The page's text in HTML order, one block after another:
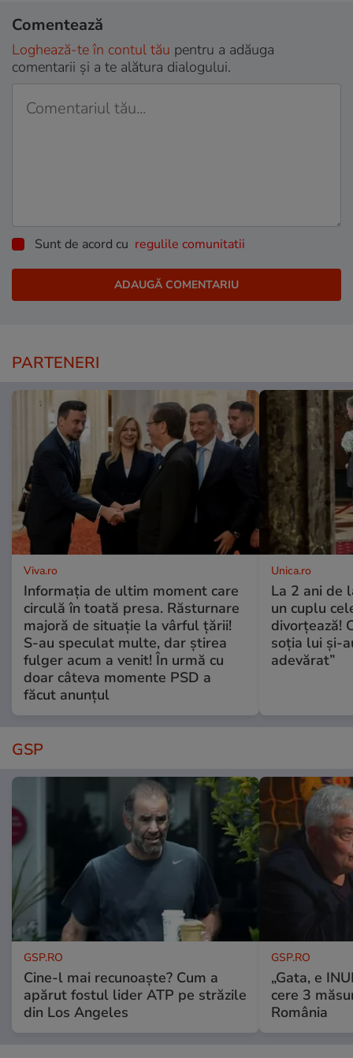
Comentează
Loghează-te în contul tău pentru a adăuga
comentarii și a te alătura dialogului.
Sunt de acord cu regulile comunitatii
PARTENERI
Viva.ro
Informația de ultim moment care
circulă în toată presa. Răsturnare
majoră de situație la vârful țării!
S-au speculat multe, dar știrea
fulger acum a venit! În urmă cu
doar câteva momente PSD a
făcut anunțul
Unica.ro
La 2 ani de
un cuplu
divorțează!
soția lui și-
adevărat”
GSP
GSP.RO
Cine-l mai recunoaște? Cum a
apărut fostul lider ATP pe străzile
din Los Angeles
GSP.RO
„Gata, e
cere 3
România